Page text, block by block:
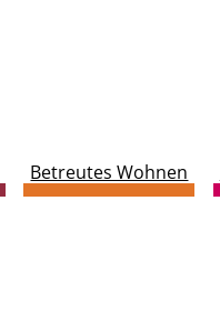
Betreutes Wohnen